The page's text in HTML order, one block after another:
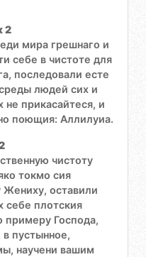
2
мира грешнаго и
себе в чистоте для
последовали есте
людей сих и
не прикасайтеся, и
поющия: Аллилуиа.
чистоту
токмо сия
Жениху, оставили
плотския
примеру Господа,
в пустынное,
научени вашим